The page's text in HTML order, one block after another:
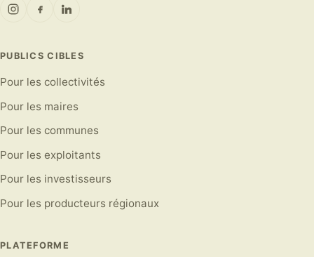
PUBLICS CIBLES
Pour les collectivités
Pour les maires
Pour les communes
Pour les exploitants
Pour les investisseurs
Pour les producteurs régionaux
PLATEFORME